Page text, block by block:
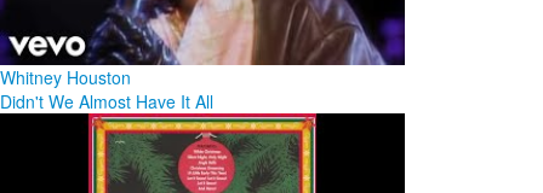
Whitney Houston
Didn't We Almost Have It All